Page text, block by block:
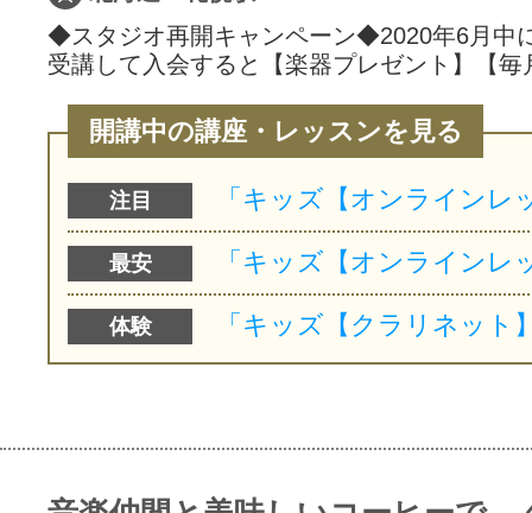
◆スタジオ再開キャンペーン◆2020年6月中
受講して入会すると【楽器プレゼント】【
開講中の講座・レッスンを見る
注目
最安
体験